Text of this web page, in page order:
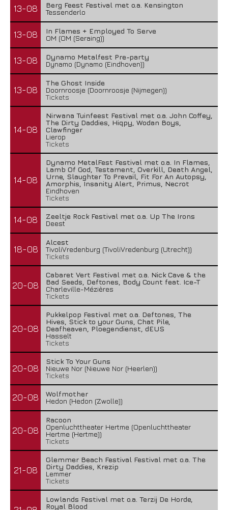
13-08
Berg Feest Festival met o.a. Kensington
Tessenderlo
13-08
In Flames + Employed To Serve
OM (OM (Seraing))
13-08
Dynamo Metalfest Pre-party
Dynamo (Dynamo (Eindhoven))
13-08
The Ghost Inside
Doornroosje (Doornroosje (Nijmegen))
Tickets
14-08
Nirwana Tuinfeest Festival met o.a. John Coffey,
The Dirty Daddies, Hiqpy, Wodan Boys,
Clawfinger
Lierop
Tickets
14-08
Dynamo MetalFest Festival met o.a. In Flames,
Lamb Of God, Testament, Overkill, Death Angel,
Urne, Slaughter To Prevail, Fit For An Autopsy,
Amorphis, Insanity Alert, Primus, Necrot
Eindhoven
Tickets
14-08
Zeeltje Rock Festival met o.a. Up The Irons
Deest
18-08
Alcest
TivoliVredenburg (TivoliVredenburg (Utrecht))
Tickets
20-08
Cabaret Vert Festival met o.a. Nick Cave & the
Bad Seeds, Deftones, Body Count feat. Ice-T
Charleville-Mézières
Tickets
20-08
Pukkelpop Festival met o.a. Deftones, The
Hives, Stick to your Guns, Chat Pile,
Deafheaven, Ploegendienst, dEUS
Hasselt
Tickets
20-08
Stick To Your Guns
Nieuwe Nor (Nieuwe Nor (Heerlen))
Tickets
20-08
Wolfmother
Hedon (Hedon (Zwolle))
20-08
Racoon
Openluchttheater Hertme (Openluchttheater
Hertme (Hertme))
Tickets
21-08
Glemmer Beach Festival Festival met o.a. The
Dirty Daddies, Krezip
Lemmer
Tickets
Lowlands Festival met o.a. Terzij De Horde,
Royal Blood